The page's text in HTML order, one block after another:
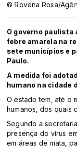
© Rovena Rosa/
O governo paulista
febre amarela na
sete municípios e
Paulo.
A medida foi
humano na cidade
O estado tem, até o
humanos, dos quais
Segundo a
presença do vírus
em áreas de mata,